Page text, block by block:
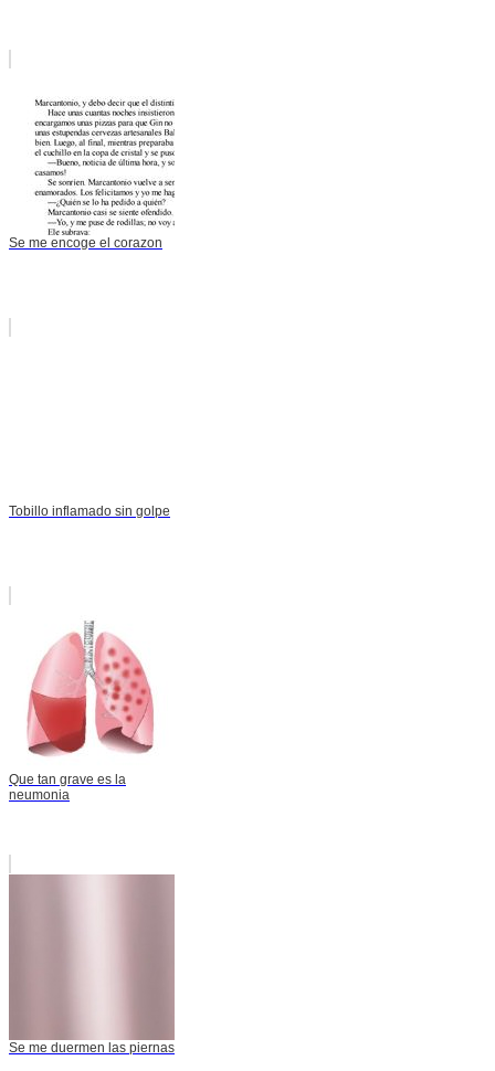
Se me encoge el corazon
Tobillo inflamado sin golpe
Que tan grave es la
neumonia
Se me duermen las piernas